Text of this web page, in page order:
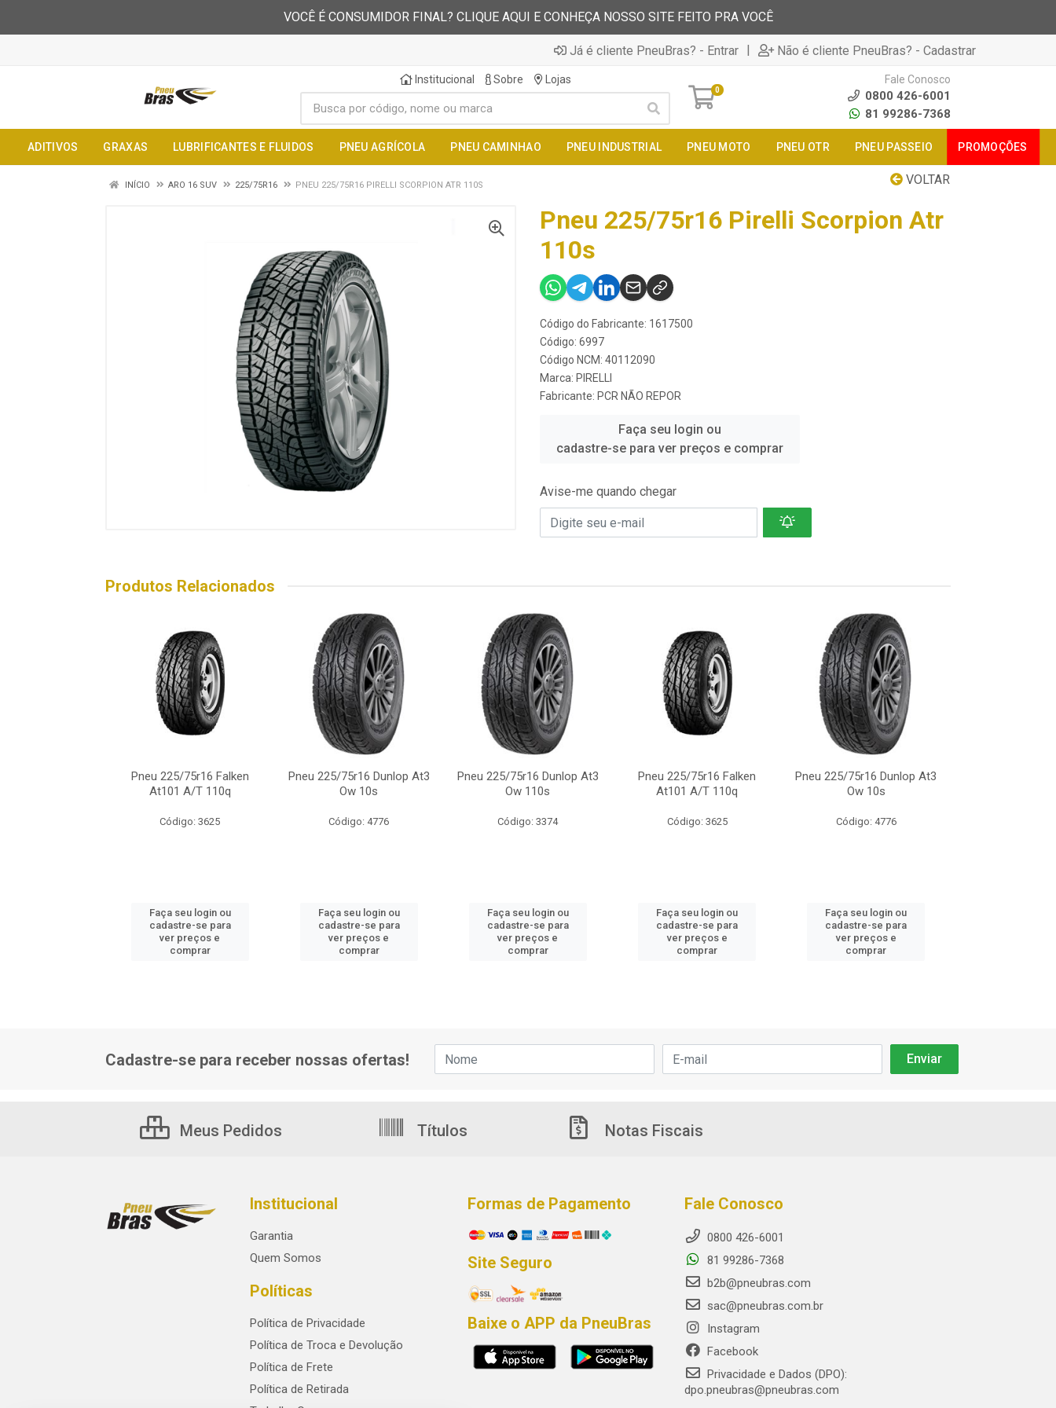
VOCÊ É CONSUMIDOR FINAL? CLIQUE AQUI E CONHEÇA NOSSO SITE FEITO PRA VOCÊ
Já é cliente PneuBras? - Entrar | Não é cliente PneuBras? - Cadastrar
Institucional Sobre Lojas
0
Fale Conosco
0800 426-6001
81 99286-7368
ADITIVOS GRAXAS LUBRIFICANTES E FLUIDOS PNEU AGRÍCOLA PNEU CAMINHAO PNEU INDUSTRIAL PNEU MOTO PNEU OTR PNEU PASSEIO PROMOÇÕES
VOLTAR
INÍCIO ARO 16 SUV 225/75R16 PNEU 225/75R16 PIRELLI SCORPION ATR 110S
Pneu 225/75r16 Pirelli Scorpion Atr
110s
Código do Fabricante: 1617500
Código: 6997
Código NCM: 40112090
Marca: PIRELLI
Fabricante: PCR NÃO REPOR
Faça seu login ou
cadastre-se para ver preços e comprar
Avise-me quando chegar
Produtos Relacionados
Pneu 225/75r16 Falken
At101 A/T 110q
Código: 3625
Faça seu login ou
cadastre-se para
ver preços e
comprar
Pneu 225/75r16 Dunlop At3
Ow 10s
Código: 4776
Faça seu login ou
cadastre-se para
ver preços e
comprar
Pneu 225/75r16 Dunlop At3
Ow 110s
Código: 3374
Faça seu login ou
cadastre-se para
ver preços e
comprar
Pneu 225/75r16 Falken
At101 A/T 110q
Código: 3625
Faça seu login ou
cadastre-se para
ver preços e
comprar
Pneu 225/75r16 Dunlop At3
Ow 10s
Código: 4776
Faça seu login ou
cadastre-se para
ver preços e
comprar
Cadastre-se para receber nossas ofertas!
Meus Pedidos Títulos Notas Fiscais
Institucional
Garantia
Quem Somos
Políticas
Política de Privacidade
Política de Troca e Devolução
Política de Frete
Política de Retirada
Formas de Pagamento
Site Seguro
Baixe o APP da PneuBras
Fale Conosco
0800 426-6001
81 99286-7368
b2b@pneubras.com
sac@pneubras.com.br
Instagram
Facebook
Privacidade e Dados (DPO):
dpo.pneubras@pneubras.com